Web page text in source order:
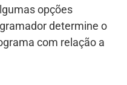
opções
determine o
com relação a